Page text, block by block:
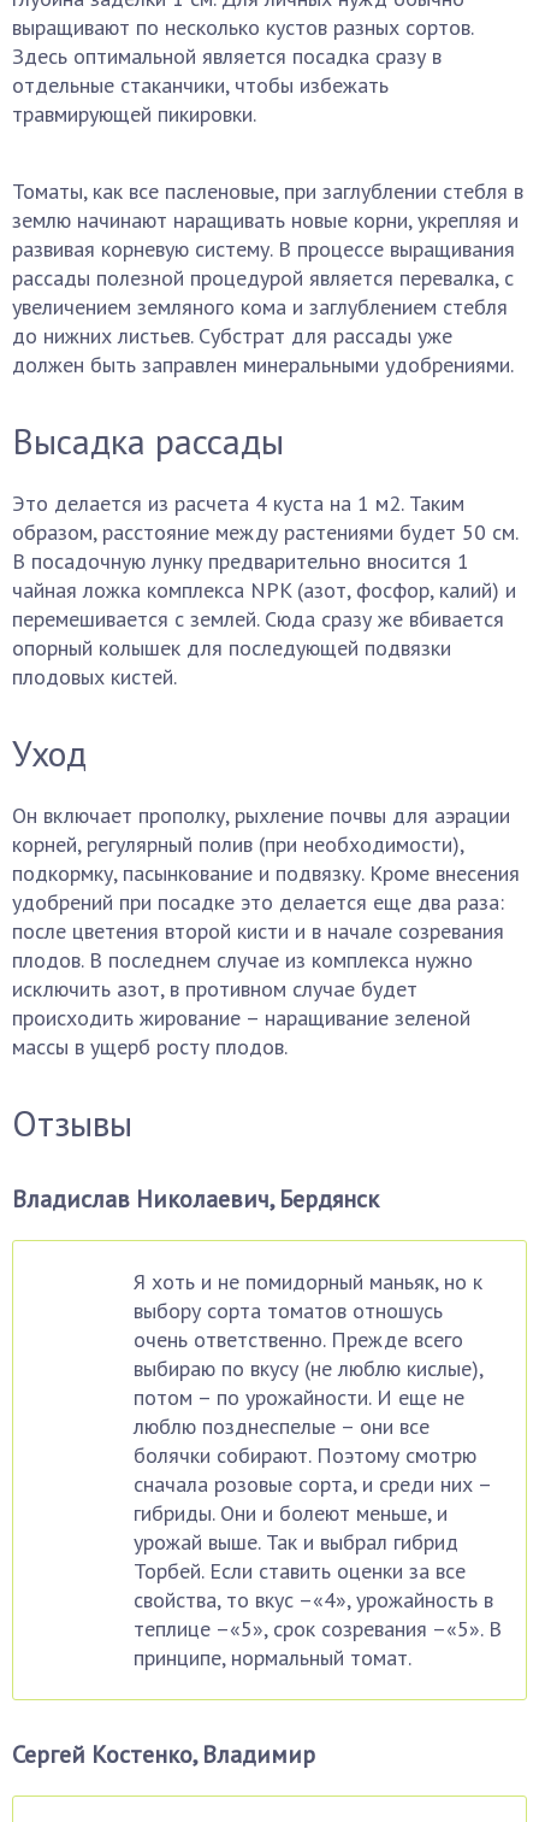
выращивают по несколько кустов разных сортов.
Здесь оптимальной является посадка сразу в
отдельные стаканчики, чтобы избежать
травмирующей пикировки.
Томаты, как все пасленовые, при заглублении стебля в
землю начинают наращивать новые корни, укрепляя и
развивая корневую систему. В процессе выращивания
рассады полезной процедурой является перевалка, с
увеличением земляного кома и заглублением стебля
до нижних листьев. Субстрат для рассады уже
должен быть заправлен минеральными удобрениями.
Высадка рассады
Это делается из расчета 4 куста на 1 м2. Таким
образом, расстояние между растениями будет 50 см.
В посадочную лунку предварительно вносится 1
чайная ложка комплекса NPK (азот, фосфор, калий) и
перемешивается с землей. Сюда сразу же вбивается
опорный колышек для последующей подвязки
плодовых кистей.
Уход
Он включает прополку, рыхление почвы для аэрации
корней, регулярный полив (при необходимости),
подкормку, пасынкование и подвязку. Кроме внесения
удобрений при посадке это делается еще два раза:
после цветения второй кисти и в начале созревания
плодов. В последнем случае из комплекса нужно
исключить азот, в противном случае будет
происходить жирование – наращивание зеленой
массы в ущерб росту плодов.
Отзывы
Владислав Николаевич, Бердянск
Я хоть и не помидорный маньяк, но к
выбору сорта томатов отношусь
очень ответственно. Прежде всего
выбираю по вкусу (не люблю кислые),
потом – по урожайности. И еще не
люблю позднеспелые – они все
болячки собирают. Поэтому смотрю
сначала розовые сорта, и среди них –
гибриды. Они и болеют меньше, и
урожай выше. Так и выбрал гибрид
Торбей. Если ставить оценки за все
свойства, то вкус –«4», урожайность в
теплице –«5», срок созревания –«5». В
принципе, нормальный томат.
Сергей Костенко, Владимир